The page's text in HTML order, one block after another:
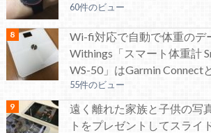
60件のビュー
Wi-fi対応で自動で体重のデ
Withings「スマート体重計
WS-50」はGarmin Connect
55件のビュー
遠く離れた家族と子供の写
トをプレゼントしてスライ